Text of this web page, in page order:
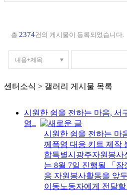
총 2374건의 게시물이 등록되었습니다.
센터소식 > 갤러리 게시물 목록
시원한 쉼을 전하는 마음, 서
염..
시원한 쉼을 전하는 마
께폭염 대응 키트 제작
합특별시광주자원봉사
는 8월 7일 진행될 「
응 자원봉사활동을 앞
이동노동자에게 전달할